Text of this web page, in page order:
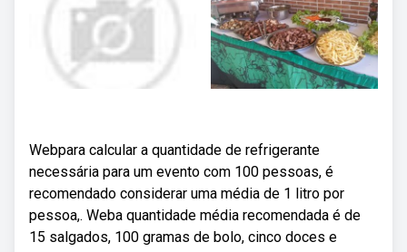
Webpara calcular a quantidade de refrigerante
necessária para um evento com 100 pessoas, é
recomendado considerar uma média de 1 litro por
pessoa,. Weba quantidade média recomendada é de
15 salgados, 100 gramas de bolo, cinco doces e